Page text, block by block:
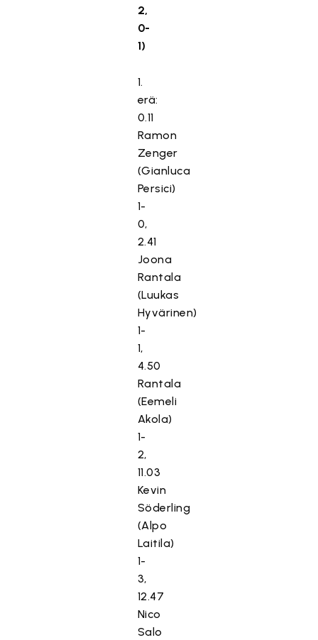
2,
0-
1)
1.
erä:
0.11
Ramon
Zenger
(Gianluca
Persici)
1-
0,
2.41
Joona
Rantala
(Luukas
Hyvärinen)
1-
1,
4.50
Rantala
(Eemeli
Akola)
1-
2,
11.03
Kevin
Söderling
(Alpo
Laitila)
1-
3,
12.47
Nico
Salo